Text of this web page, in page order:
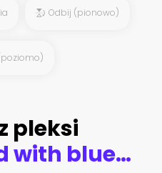
Odbij (pionowo)
pleksi
Background with blue realistic feathers